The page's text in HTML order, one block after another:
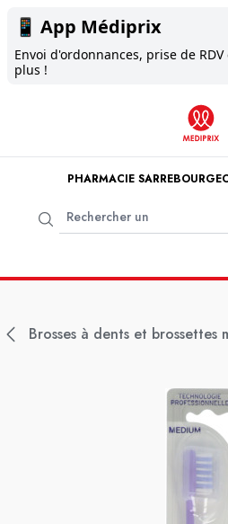
📱 App Médiprix
Envoi d'ordonnances, prise de
plus !
PHARMACIE
Brosses à dents et brossettes